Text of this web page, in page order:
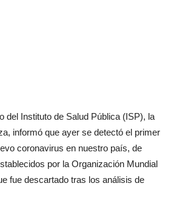
del Instituto de Salud Pública (ISP), la
informó que ayer se detectó el primer
coronavirus en nuestro país, de
por la Organización Mundial
fue descartado tras los análisis de